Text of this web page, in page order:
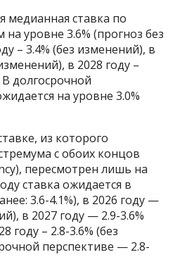
медианная ставка по
уровне 3.6% (прогноз без
– 3.4% (без изменений), в
в 2028 году –
долгосрочной
на уровне 3.0%
из которого
с обоих концов
пересмотрен лишь на
ставка ожидается в
3.6-4.1%), в 2026 году —
в 2027 году — 2.9-3.6%
году – 2.8-3.6% (без
перспективе — 2.8-